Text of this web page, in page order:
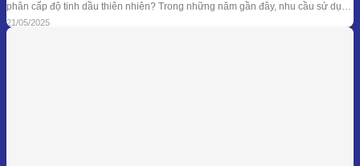
phân cấp độ tinh dầu thiên nhiên? Trong những năm gần đây, nhu cầu sử dụng
tinh dầu thiên nhiên ngày càng gia tăng trong các lĩnh vực như chăm sóc sức
khỏe, mỹ phẩm, liệu pháp hương thơm,
21/05/2025